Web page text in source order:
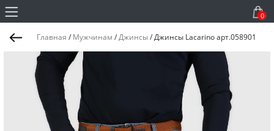
0
Главная / Мужчинам /Джинсы/Джинсы Lacarino арт.058901